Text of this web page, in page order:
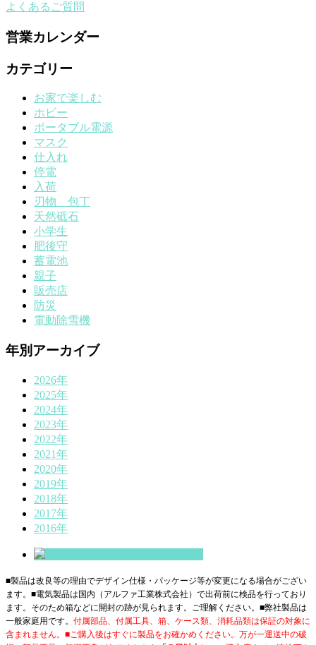
よくあるご質問
営業カレンダー
カテゴリー
お家で楽しむ
ホビー
ポータブル電源
マスク
仕入れ
停電
入荷
刃物 包丁
天然砥石
小学生
肥後守
蓄電池
親子
販売店
防災
電動除雪機
年別アーカイブ
2026年
2025年
2024年
2023年
2022年
2021年
2020年
2019年
2018年
2017年
2016年
■製品は改良等の理由でデザイン仕様・パッケージ等が変更になる場合がござい
ます。■電気製品は国内（アルファ工業株式会社）で出荷前に検品を行っており
ます。そのため箱などに開封の跡が見られます。ご理解ください。■弊社製品は
一般家庭用です。 付属部品、付属工具、箱、ケース類、消耗品類は保証の対象に
含まれません。■ご購入後はすぐに製品をお確かめください。万が一運送中の破